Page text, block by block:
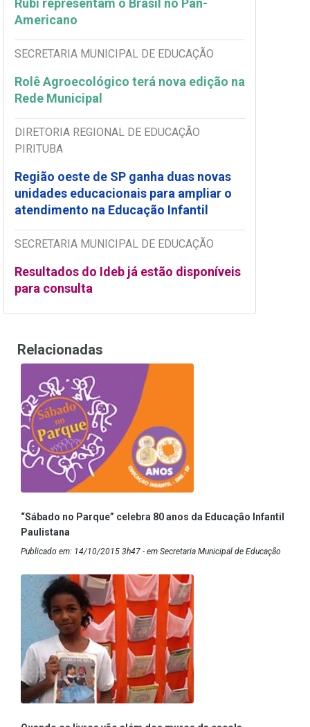
Rubi representam o Brasil no Pan-
Americano
SECRETARIA MUNICIPAL DE EDUCAÇÃO
Rolê Agroecológico terá nova edição na
Rede Municipal
DIRETORIA REGIONAL DE EDUCAÇÃO
PIRITUBA
Região oeste de SP ganha duas novas
unidades educacionais para ampliar o
atendimento na Educação Infantil
SECRETARIA MUNICIPAL DE EDUCAÇÃO
Resultados do Ideb já estão disponíveis
para consulta
Relacionadas
“Sábado no Parque” celebra 80 anos da Educação Infantil
Paulistana
Publicado em: 14/10/2015 3h47 - em Secretaria Municipal de Educação